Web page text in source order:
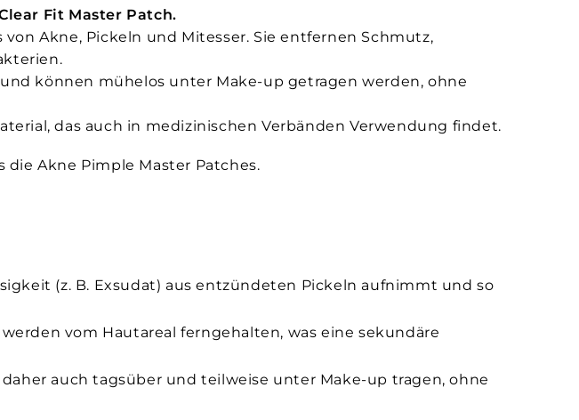
Clear Fit Master Patch.
Akne, Pickeln und Mitesser. Sie entfernen Schmutz,
können mühelos unter Make-up getragen werden, ohne
das auch in medizinischen Verbänden Verwendung findet.
Akne Pimple Master Patches.
(z. B. Exsudat) aus entzündeten Pickeln aufnimmt und so
vom Haut­areal ferngehalten, was eine sekundäre
auch tagsüber und teilweise unter Make-up tragen, ohne